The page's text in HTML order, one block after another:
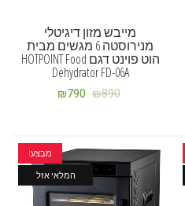
מייבש מזון דיגיטלי
מנירוסטה 6 מגשים מבית
הוט פוינט דגם HOTPOINT Food
Dehydrator FD-06A
₪890
₪790
מבצע!
המלאי אזל